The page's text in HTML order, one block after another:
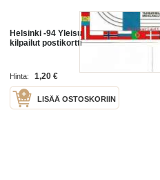
Helsinki -94 Yleisurheilun EM-
kilpailut postikortti, kulkematon
Hinta: 1,20 €
LISÄÄ OSTOSKORIIN